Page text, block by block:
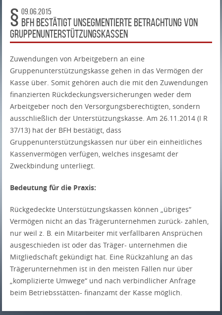
09.06.2015
BFH bestätigt unsegmentierte Betrachtung von
Gruppenunterstützungskassen
Zuwendungen von Arbeitgebern an eine
Gruppenunterstützungskasse gehen in das Vermögen der
Kasse über. Somit gehören auch die mit den Zuwendungen
finanzierten Rückdeckungsversicherungen weder dem
Arbeitgeber noch den Versorgungsberechtigten, sondern
ausschließlich der Unterstützungskasse. Am 26.11.2014 (I R
37/13) hat der BFH bestätigt, dass
Gruppenunterstützungskassen nur über ein einheitliches
Kassenvermögen verfügen, welches insgesamt der
Zweckbindung unterliegt.
Bedeutung für die Praxis:
Rückgedeckte Unterstützungskassen können „übriges“
Vermögen nicht an das Trägerunternehmen zurück- zahlen,
nur weil z. B. ein Mitarbeiter mit verfallbaren Ansprüchen
ausgeschieden ist oder das Träger- unternehmen die
Mitgliedschaft gekündigt hat. Eine Rückzahlung an das
Trägerunternehmen ist in den meisten Fällen nur über
„komplizierte Umwege“ und nach verbindlicher Anfrage
beim Betriebsstätten- finanzamt der Kasse möglich.